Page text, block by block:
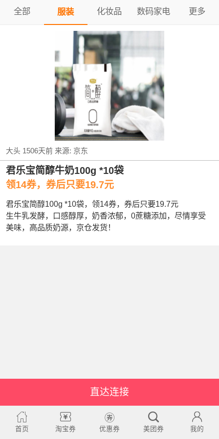
全部 服装 化妆品 数码家电 更多
大头 1506天前来源: 京东
君乐宝简醇牛奶100g *10袋
领14券，券后只要19.7元
君乐宝简醇100g *10袋，领14券，券后只要19.7元
生牛乳发酵，口感醇厚，奶香浓郁，0蔗糖添加，尽情享受
美味，高品质奶源，京仓发货！
直达连接
首页 淘宝券 优惠券 美团券 我的